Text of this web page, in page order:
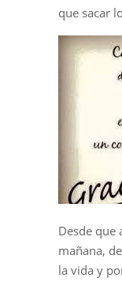
que sacar
Desde que
mañana,
la vida y